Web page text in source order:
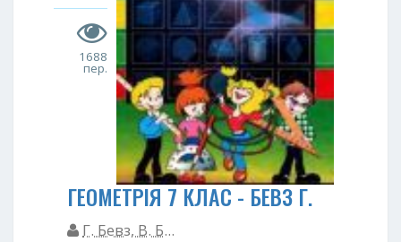
1688
пер.
ГЕОМЕТРІЯ 7 КЛАС - БЕВЗ Г.
Г. Бевз, В. Б...